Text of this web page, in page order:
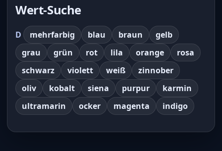
Wert-Suche
D mehrfarbig blau braun
gelb
grau
grün rot lila orange
rosa
schwarz
violett weiß
zinnober
oliv
kobalt siena purpur
karmin
ultramarin
ocker magenta indigo